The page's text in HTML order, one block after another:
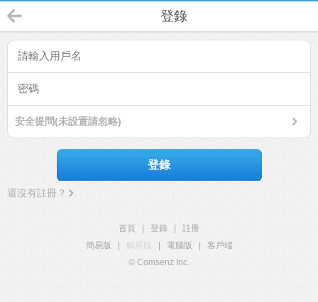
登錄
安全提問(未設置請忽略)
登錄
還沒有註冊？
首頁 登錄
註冊
簡易版
觸屏版 電腦版
客戶端
© Comsenz Inc.